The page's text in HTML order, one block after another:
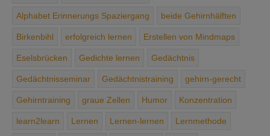
Alphabet ­Erinnerungs ­Spaziergang beide Gehirnhälften
Birkenbihl erfolgreich lernen Erstellen von Mindmaps
Eselsbrücken Gedichte ­lernen Gedächtnis
Gedächtnisseminar Gedächtnis­training gehirn-gerecht
Gehirntraining graue Zellen Humor Konzentration
learn2learn Lernen Lernen-lernen Lernmethode